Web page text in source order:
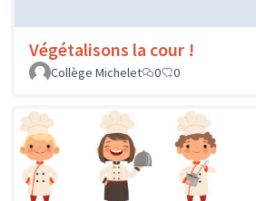
Végétalisons la cour !
Collège Michelet
0 0